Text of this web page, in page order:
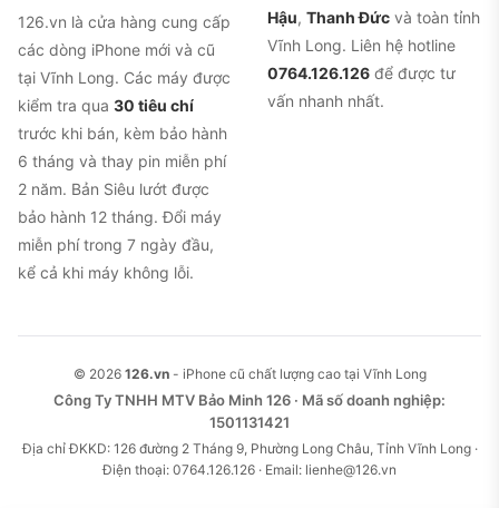
126.vn là cửa hàng cung cấp
các dòng iPhone mới và cũ
tại Vĩnh Long. Các máy được
kiểm tra qua 30 tiêu chí
trước khi bán, kèm bảo hành
6 tháng và thay pin miễn phí
2 năm. Bản Siêu lướt được
bảo hành 12 tháng. Đổi máy
miễn phí trong 7 ngày đầu,
kể cả khi máy không lỗi.
Hậu, Thanh Đức và toàn tỉnh
Vĩnh Long. Liên hệ hotline
0764.126.126 để được tư
vấn nhanh nhất.
© 2026 126.vn- iPhone cũ chất lượng cao tại Vĩnh Long
Công Ty TNHH MTV Bảo Minh 126 · Mã số doanh nghiệp:
1501131421
Địa chỉ ĐKKD: 126 đường 2 Tháng 9, Phường Long Châu, Tỉnh Vĩnh Long ·
Điện thoại: 0764.126.126 · Email: lienhe@126.vn